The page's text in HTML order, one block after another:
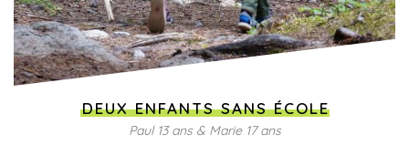
DEUX ENFANTS SANS ÉCOLE
Paul 13 ans & Marie 17 ans